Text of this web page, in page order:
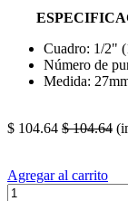
Cuadro: 1/2"
Número de
Medida:
$ 104.64 $104.64
Agregar al carrito